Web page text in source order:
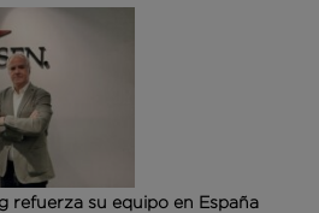
refuerza su equipo en España